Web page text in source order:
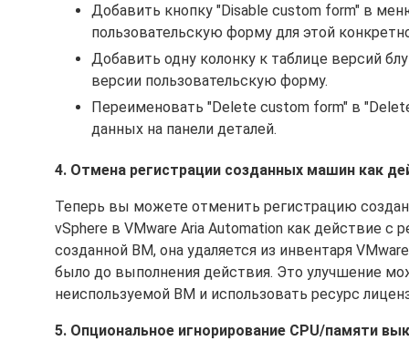
Добавить кнопку "Disable custom form" в
пользовательскую форму для этой
Добавить одну колонку к таблице версий
версии пользовательскую форму.
Переименовать "Delete custom form" в
данных на панели деталей.
4. Отмена регистрации созданных машин как
Теперь вы можете отменить регистрацию
vSphere в VMware Aria Automation как действие
созданной ВМ, она удаляется из инвентаря
было до выполнения действия. Это улучшение
неиспользуемой ВМ и использовать ресурс
5. Опциональное игнорирование CPU/памяти